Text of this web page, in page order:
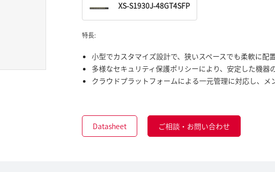
XS-S1930J-48GT4SFP
特長:
小型でカスタマイズ設計で、狭いスペースでも柔軟に配
多様なセキュリティ保護ポリシーにより、安定した機器
クラウドプラットフォームによる一元管理に対応し、メ
Datasheet ご相談・お問い合わせ